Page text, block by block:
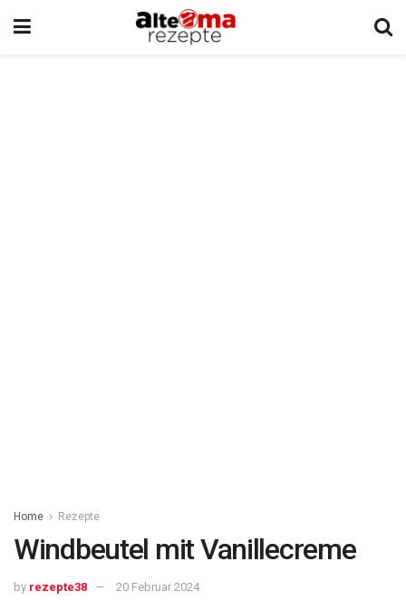
Home Rezepte
Windbeutel mit Vanillecreme
by rezepte38 20 Februar 2024